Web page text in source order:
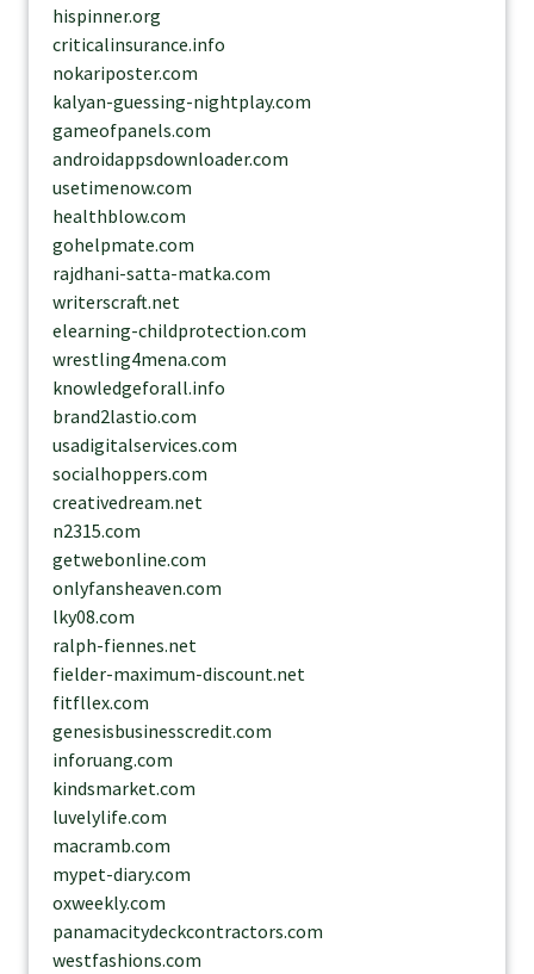
hispinner.org
criticalinsurance.info
nokariposter.com
kalyan-guessing-nightplay.com
gameofpanels.com
androidappsdownloader.com
usetimenow.com
healthblow.com
gohelpmate.com
rajdhani-satta-matka.com
writerscraft.net
elearning-childprotection.com
wrestling4mena.com
knowledgeforall.info
brand2lastio.com
usadigitalservices.com
socialhoppers.com
creativedream.net
n2315.com
getwebonline.com
onlyfansheaven.com
lky08.com
ralph-fiennes.net
fielder-maximum-discount.net
fitfllex.com
genesisbusinesscredit.com
inforuang.com
kindsmarket.com
luvelylife.com
macramb.com
mypet-diary.com
oxweekly.com
panamacitydeckcontractors.com
westfashions.com